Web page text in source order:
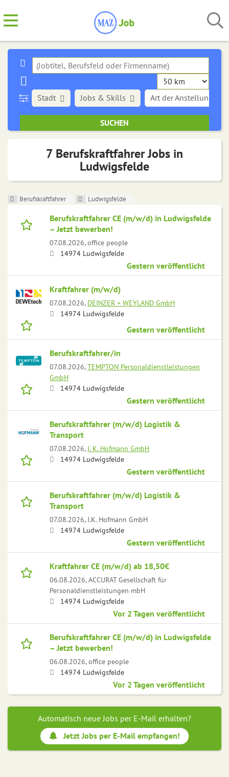
Stadt Art der Anstellung
Jobs & Skills
7 Berufskraftfahrer Jobs in
Ludwigsfelde
Berufskraftfahrer Ludwigsfelde
Berufskraftfahrer CE (m/w/d) in Ludwigsfelde
– Jetzt bewerben!
07.08.2026,office people
14974 Ludwigsfelde
Gestern veröffentlicht
Kraftfahrer (m/w/d)
07.08.2026, DEINZER + WEYLAND GmbH
14974 Ludwigsfelde
Gestern veröffentlicht
Berufskraftfahrer/in
07.08.2026,TEMPTON Personaldienstleistungen
GmbH
14974 Ludwigsfelde
Gestern veröffentlicht
Berufskraftfahrer (m/w/d) Logistik &
Transport
07.08.2026, I. K. Hofmann GmbH
14974 Ludwigsfelde
Gestern veröffentlicht
Berufskraftfahrer (m/w/d) Logistik &
Transport
07.08.2026, I.K. Hofmann GmbH
14974 Ludwigsfelde
Gestern veröffentlicht
Kraftfahrer CE (m/w/d) ab 18,50€
06.08.2026,ACCURAT Gesellschaft für
Personaldienstleistungen mbH
14974 Ludwigsfelde
Vor 2 Tagen veröffentlicht
Berufskraftfahrer CE (m/w/d) in Ludwigsfelde
– Jetzt bewerben!
06.08.2026,office people
14974 Ludwigsfelde
Vor 2 Tagen veröffentlicht
Automatisch neue Jobs per E-Mail erhalten?
Jetzt Jobs per E-Mail empfangen!